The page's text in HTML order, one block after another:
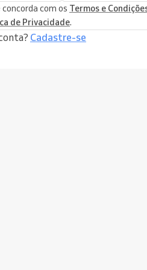
com os Termos e
de Privacidade.
Cadastre-se